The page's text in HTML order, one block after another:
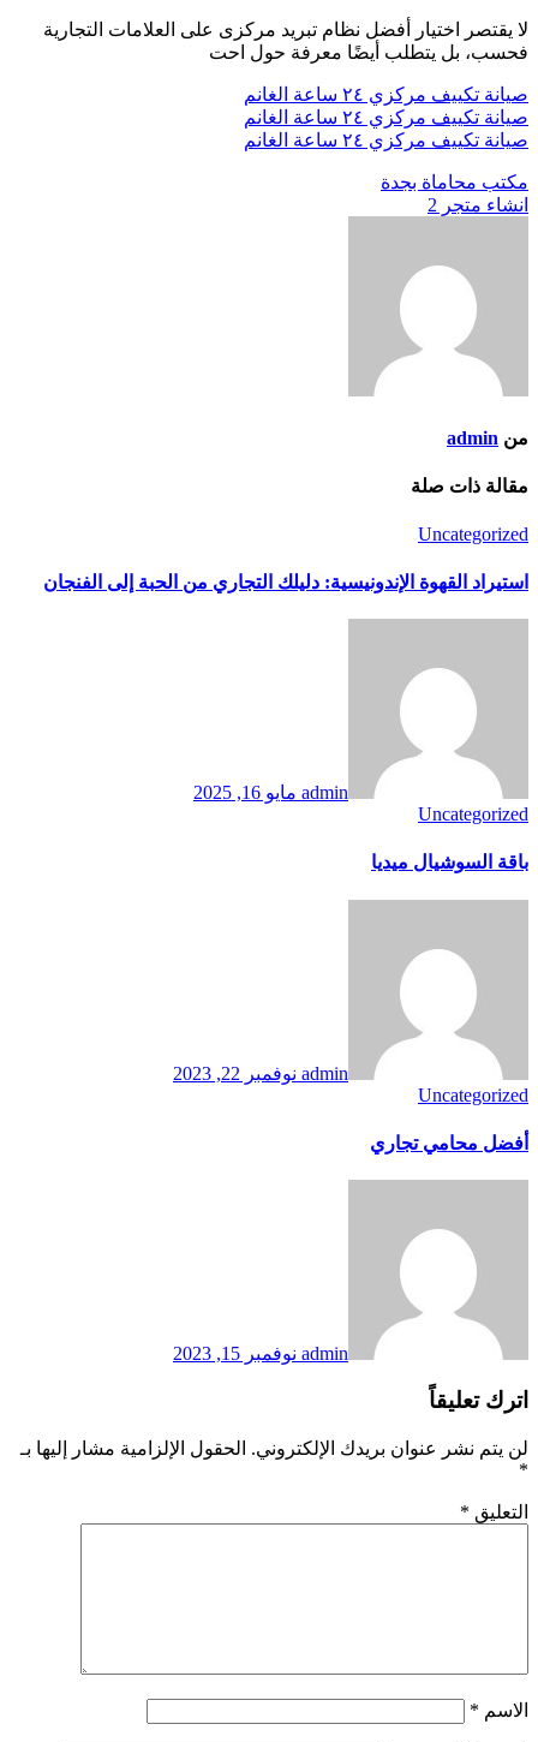
لا يقتصر اختيار أفضل نظام تبريد مركزى على العلامات التجارية
فحسب، بل يتطلب أيضًا معرفة حول احت
صيانة تكييف مركزي ٢٤ ساعة الغانم
صيانة تكييف مركزي ٢٤ ساعة الغانم
صيانة تكييف مركزي ٢٤ ساعة الغانم
تصفّح
المقالات
مكتب محاماة بجدة
انشاء متجر 2
من admin
مقالة ذات صلة
Uncategorized
استيراد القهوة الإندونيسية: دليلك التجاري من الحبة إلى الفنجان
admin مايو 16, 2025
Uncategorized
باقة السوشيال ميديا
admin نوفمبر 22, 2023
Uncategorized
أفضل محامي تجاري
admin نوفمبر 15, 2023
اترك تعليقاً
لن يتم نشر عنوان بريدك الإلكتروني. الحقول الإلزامية مشار إليها بـ
*
التعليق *
الاسم *